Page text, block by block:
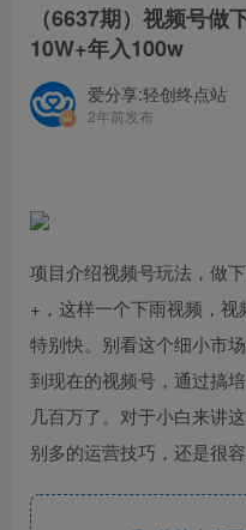
（6637期）视频号
10W+年入100w
爱分享:轻创终点站
2年前发布
项目介绍视频号玩法，做
+，这样一个下雨视频，
特别快。别看这个细小市
到现在的视频号，通过搞
几百万了。对于小白来讲
别多的运营技巧，还是很容